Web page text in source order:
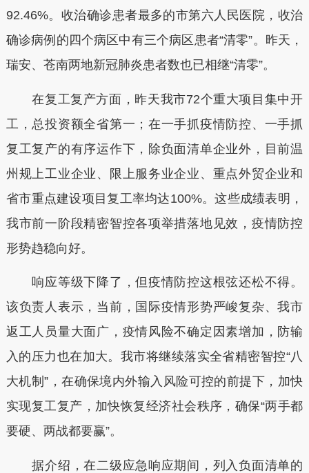
92.46%。收治确诊患者最多的市第六人民医院，收治
确诊病例的四个病区中有三个病区患者“清零”。昨天，
瑞安、苍南两地新冠肺炎患者数也已相继“清零”。
在复工复产方面，昨天我市72个重大项目集中开
工，总投资额全省第一；在一手抓疫情防控、一手抓
复工复产的有序运作下，除负面清单企业外，目前温
州规上工业企业、限上服务业企业、重点外贸企业和
省市重点建设项目复工率均达100%。这些成绩表明，
我市前一阶段精密智控各项举措落地见效，疫情防控
形势趋稳向好。
响应等级下降了，但疫情防控这根弦还松不得。
该负责人表示，当前，国际疫情形势严峻复杂、我市
返工人员量大面广，疫情风险不确定因素增加，防输
入的压力也在加大。我市将继续落实全省精密智控“八
大机制”，在确保境内外输入风险可控的前提下，加快
实现复工复产，加快恢复经济社会秩序，确保“两手都
要硬、两战都要赢”。
据介绍，在二级应急响应期间，列入负面清单的